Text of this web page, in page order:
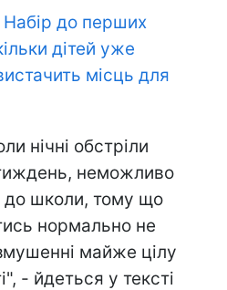
Набір до перших
дітей уже
місць для
нічні обстріли
неможливо
до школи, тому що
нормально не
майже цілу
- йдеться у тексті